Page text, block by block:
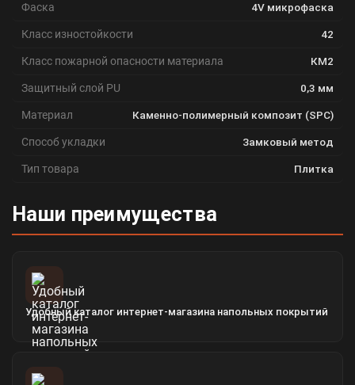
Фаска 4V микрофаска
Класс изностойкости 42
Класс пожарной опасности материала КМ2
Защитный слой PU 0,3 мм
Материал Каменно-полимерный композит (SPC)
Способ укладки Замковый метод
Тип товара Плитка
Наши преимущества
Удобный каталог интернет-магазина напольных покрытий